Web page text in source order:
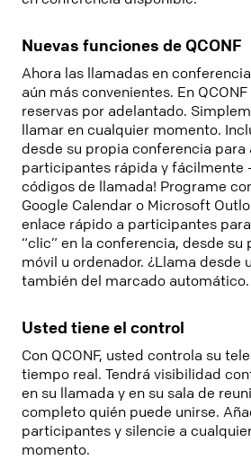
Nuevas funciones de QCONF
Ahora las llamadas en
aún más convenientes. En
reservas por adelantado.
llamar en cualquier momento.
desde su propia conferencia para
participantes rápida y fácilmente
códigos de llamada! Programe
Google Calendar o Microsoft
enlace rápido a participantes
“clic” en la conferencia, desde
móvil u ordenador. ¿Llama desde
también del marcado automático.
Usted tiene el control
Con QCONF, usted controla su
tiempo real. Tendrá visibilidad
en su llamada y en su sala de
completo quién puede unirse.
participantes y silencie a
momento.